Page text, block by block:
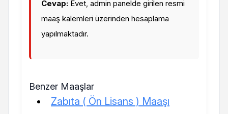
Cevap: Evet, admin panelde girilen resmi
maaş kalemleri üzerinden hesaplama
yapılmaktadır.
Benzer Maaşlar
Zabıta ( Ön Lisans ) Maaşı